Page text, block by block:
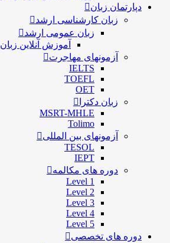
دپارتمان زبان
زبان کارشناسی ارشد
زبان عمومی ارشد
آموزش آنلاین
آزمونهای مهاجرت
IELTS
TOEFL
OET
زبان دکترا
MSRT-MHLE
Tolimo
آزمونهای بین المللی
TESOL
IEPT
دوره های مکالمه
Level 1
Level 2
Level 3
Level 4
Level 5
دوره های تخصصی